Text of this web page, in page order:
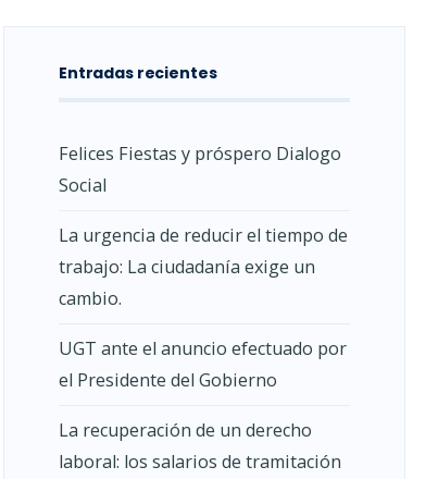
Entradas recientes
Felices Fiestas y próspero Dialogo
Social
La urgencia de reducir el tiempo de
trabajo: La ciudadanía exige un
cambio.
UGT ante el anuncio efectuado por
el Presidente del Gobierno
La recuperación de un derecho
laboral: los salarios de tramitación